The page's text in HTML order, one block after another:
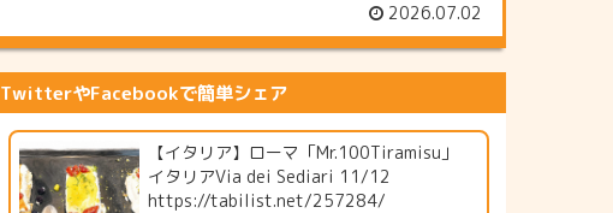
2026.07.02
TwitterやFacebookで簡単シェア
【イタリア】ローマ「Mr.100Tiramisu」
イタリアVia dei Sediari 11/12
https://tabilist.net/257284/